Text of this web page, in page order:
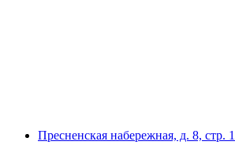
Пресненская набережная, д. 8, стр. 1